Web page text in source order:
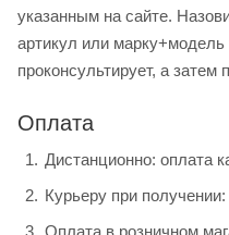
указанным на сайте.
артикул или марку+модель
проконсультирует, а затем
Оплата
Дистанционно: оплата
Курьеру при
Оплата в розничном